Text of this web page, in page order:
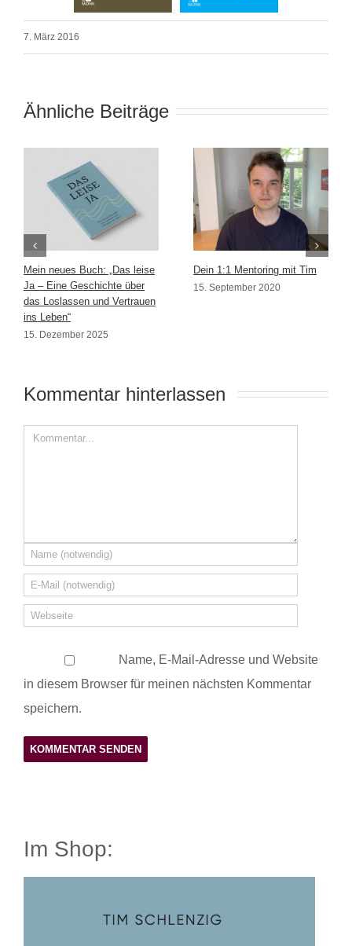
7. März 2016
Ähnliche Beiträge
Mein neues Buch: „Das leise
Ja – Eine Geschichte über
das Loslassen und Vertrauen
ins Leben“
15. Dezember 2025
Dein 1:1 Mentoring mit Tim
15. September 2020
Kommentar hinterlassen
Name, E-Mail-Adresse und Website
in diesem Browser für meinen nächsten Kommentar
speichern.
Im Shop: